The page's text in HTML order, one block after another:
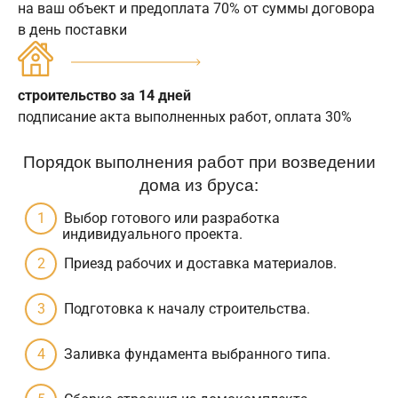
на ваш объект и предоплата 70% от суммы договора
в день поставки
строительство за 14 дней
подписание акта выполненных работ, оплата 30%
Порядок выполнения работ при возведении
дома из бруса:
Выбор готового или разработка
индивидуального проекта.
Приезд рабочих и доставка материалов.
Подготовка к началу строительства.
Заливка фундамента выбранного типа.